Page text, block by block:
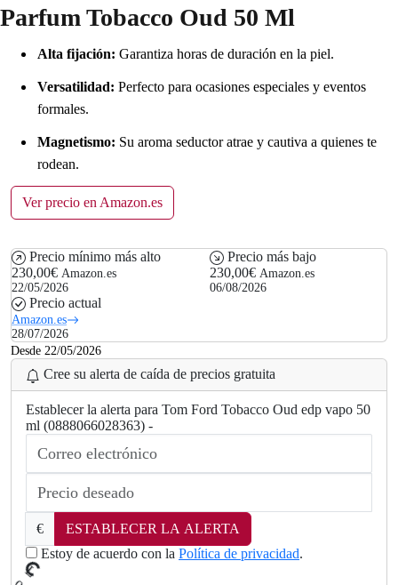
Parfum Tobacco Oud 50 Ml
Alta fijación: Garantiza horas de duración en la piel.
Versatilidad: Perfecto para ocasiones especiales y eventos
formales.
Magnetismo: Su aroma seductor atrae y cautiva a quienes te
rodean.
Ver precio en Amazon.es
Precio mínimo más alto
230,00€ Amazon.es
22/05/2026
Precio más bajo
230,00€ Amazon.es
06/08/2026
Precio actual
Amazon.es
28/07/2026
Desde 22/05/2026
Cree su alerta de caída de precios gratuita
Establecer la alerta para Tom Ford Tobacco Oud edp vapo 50
ml (0888066028363) -
€
ESTABLECER LA ALERTA
Estoy de acuerdo con la Política de privacidad.
L
.